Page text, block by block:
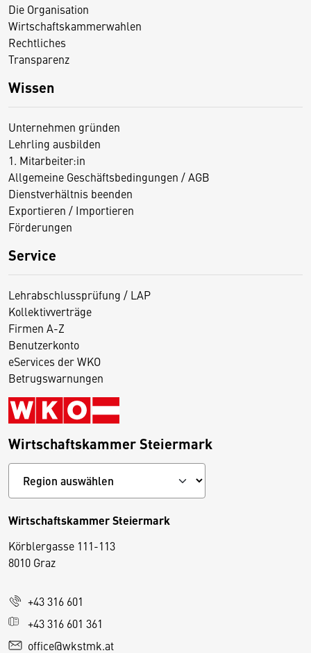
Die Organisation
Wirtschaftskammerwahlen
Rechtliches
Transparenz
Wissen
Unternehmen gründen
Lehrling ausbilden
1. Mitarbeiter:in
Allgemeine Geschäftsbedingungen / AGB
Dienstverhältnis beenden
Exportieren / Importieren
Förderungen
Service
Lehrabschlussprüfung / LAP
Kollektivverträge
Firmen A-Z
Benutzerkonto
eServices der WKO
Betrugswarnungen
Wirtschaftskammer Steiermark
Wirtschaftskammer Steiermark
Körblergasse 111-113
8010 Graz
+43 316 601
+43 316 601 361
office@wkstmk.at
D
i
s
e
S